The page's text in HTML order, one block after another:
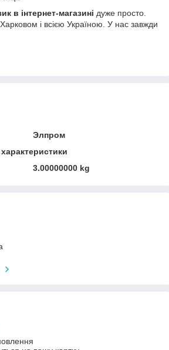
в інтернет-магазині дуже просто.
і всією Україною. У нас завжди
Элпром
3.00000000 kg